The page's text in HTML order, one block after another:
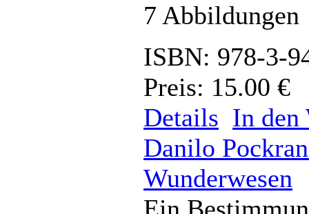
7 Abbildungen
ISBN: 978-3-
Preis: 15.00 €
Details In den
Danilo
Wunderwesen